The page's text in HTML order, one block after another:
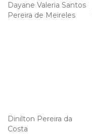
Dayane Valeria Santos
Pereira de Meireles
Dinilton Pereira da
Costa